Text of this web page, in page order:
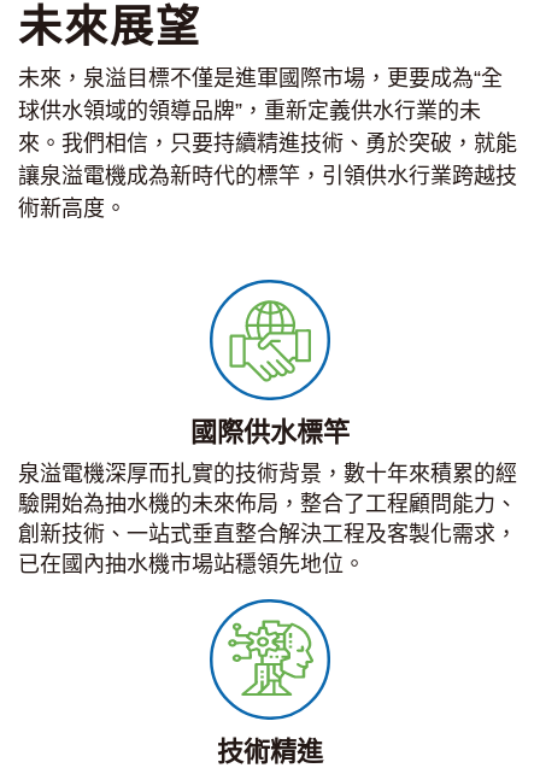
未來展望
未來，泉溢目標不僅是進軍國際市場，更要成為“全
球供水領域的領導品牌”，重新定義供水行業的未
來。我們相信，只要持續精進技術、勇於突破，就能
讓泉溢電機成為新時代的標竿，引領供水行業跨越技
術新高度。
國際供水標竿
泉溢電機深厚而扎實的技術背景，數十年來積累的經
驗開始為抽水機的未來佈局，整合了工程顧問能力、
創新技術、一站式垂直整合解決工程及客製化需求，
已在國內抽水機市場站穩領先地位。
技術精進